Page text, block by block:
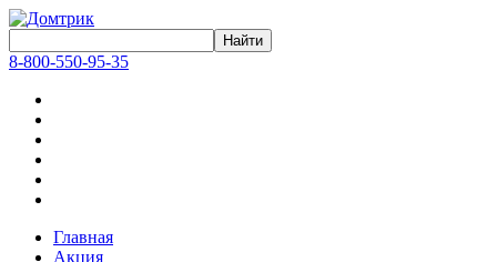
8-800-550-95-35
Главная
Акция